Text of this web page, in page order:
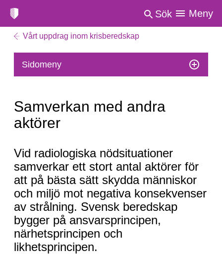
Sök Meny
Vårt uppdrag inom krisberedskap
Sidomeny
Samverkan med andra
aktörer
Samverkan
med
andra
aktörer
Vid radiologiska nödsituationer
samverkar ett stort antal aktörer för
att på bästa sätt skydda människor
och miljö mot negativa konsekvenser
av strålning. Svensk beredskap
bygger på ansvarsprincipen,
närhetsprincipen och
likhetsprincipen.